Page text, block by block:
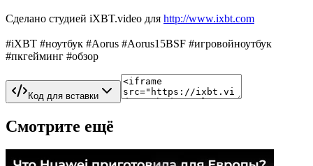
Сделано студией iXBT.video для http://www.ixbt.com
#iXBT #ноутбук #Aorus #Aorus15BSF #игровойноутбук
#пкгейминг #обзор
Код для вставки
Смотрите ещё